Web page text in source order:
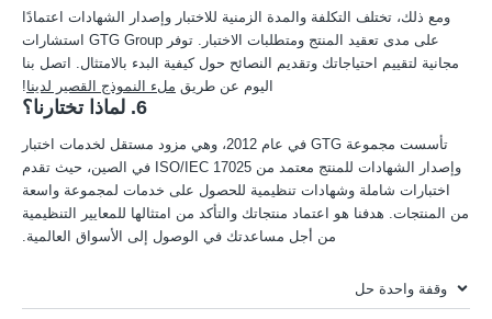
ومع ذلك، تختلف التكلفة والمدة الزمنية للاختبار وإصدار الشهادات اعتمادًا
على مدى تعقيد المنتج ومتطلبات الاختبار. توفر GTG Group استشارات
مجانية لتقييم احتياجاتك وتقديم النصائح حول كيفية البدء بالامتثال. اتصل بنا
اليوم عن طريق ملء النموذج القصير لدينا!
6. لماذا تختارنا؟
تأسست مجموعة GTG في عام 2012، وهي مزود مستقل لخدمات اختبار
وإصدار الشهادات للمنتج معتمد من ISO/IEC 17025 في الصين، حيث تقدم
اختبارات شاملة وشهادات تنظيمية للحصول على خدمات لمجموعة واسعة
من المنتجات. هدفنا هو اعتماد منتجاتك والتأكد من امتثالها للمعايير التنظيمية
من أجل مساعدتك في الوصول إلى الأسواق العالمية.
وقفة واحدة حل